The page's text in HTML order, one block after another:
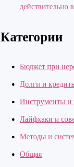
действительно
Категории
Бюджет при
Долги и
Инструменты и
Лайфхаки и
Методы и
Общая